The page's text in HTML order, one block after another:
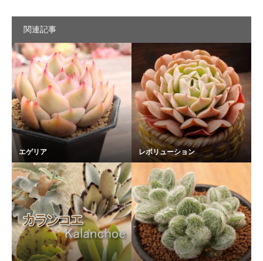
関連記事
エゲリア レボリューション